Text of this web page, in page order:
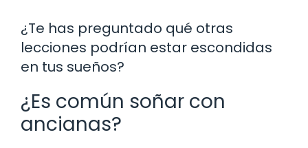
¿Te has preguntado qué otras
lecciones podrían estar escondidas
en tus sueños?
¿Es común soñar con
ancianas?